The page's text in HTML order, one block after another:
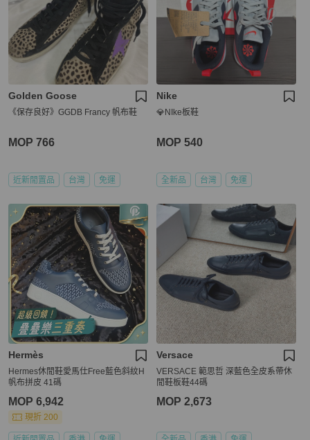
Golden Goose
《保存良好》GGDB Francy 帆布鞋
MOP 766
近新閒置品 台灣 免運
Nike
💎NIke板鞋
MOP 540
全新品 台灣 免運
Hermès
Hermes休閒鞋愛馬仕Free藍色斜紋H
帆布拼皮 41碼
MOP 6,942
現折 200
Versace
VERSACE 範思哲 深藍色全皮系帶休
閒鞋板鞋44碼
MOP 2,673